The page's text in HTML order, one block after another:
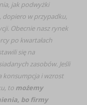
jak podwyżki
dopiero w przypadku,
Obecnie nasz rynek
po kwartałach
się na
zasobów. Jeśli
konsumpcja i wzrost
to możemy
bo firmy